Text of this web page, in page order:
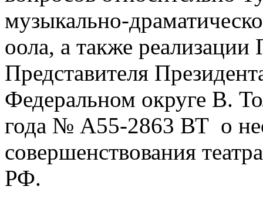
музыкально-
оола, а также
Представителя
Федеральном округе В.
года № А55-2863 ВТ о
совершенствования
РФ.